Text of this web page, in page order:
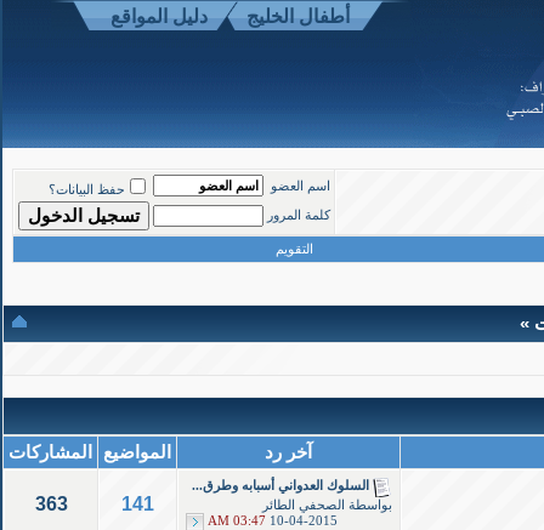
أطفال الخليج دليل المواقع
اسم العضو
حفظ البيانات؟
كلمة المرور
التقويم
»
آخر رد المواضيع المشاركات
السلوك العدواني أسبابه وطرق...
بواسطة
الصحفي الطائر
10-04-2015
03:47 AM
141
363